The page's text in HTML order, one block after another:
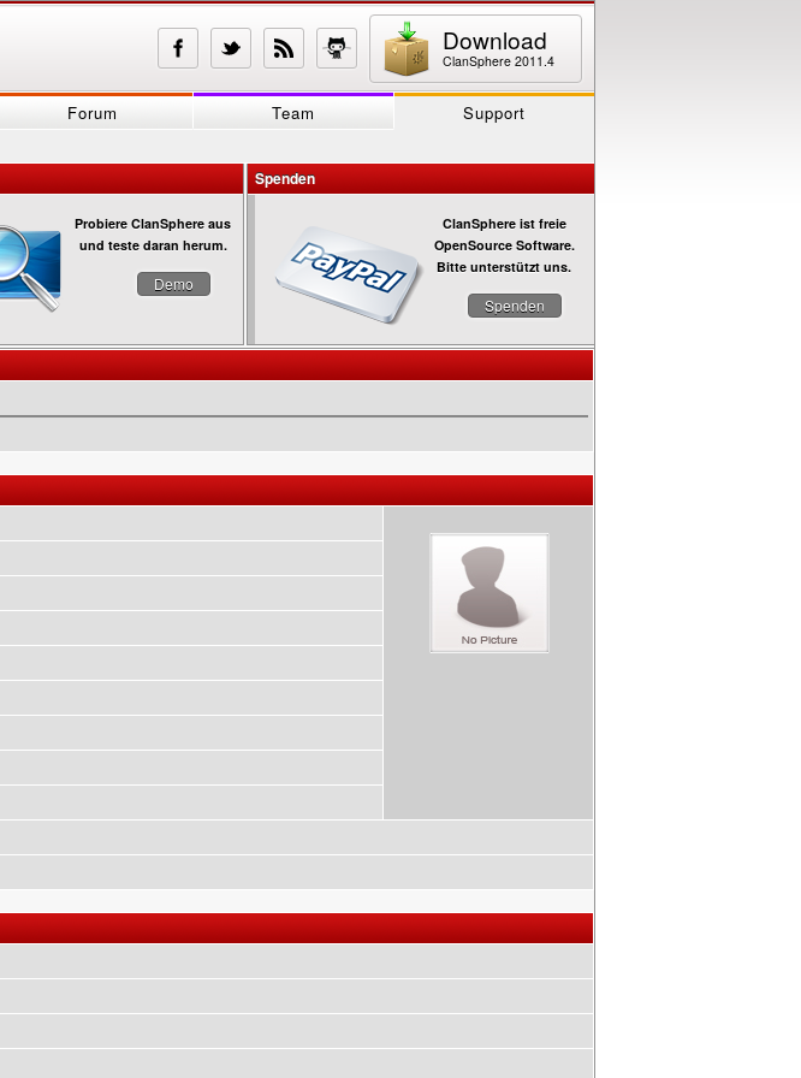
Download
ClanSphere 2011.4
Forum Team Support
Probiere ClanSphere aus
und teste daran herum.
Demo
Spenden
ClanSphere ist freie
OpenSource Software.
Bitte unterstützt uns.
Spenden